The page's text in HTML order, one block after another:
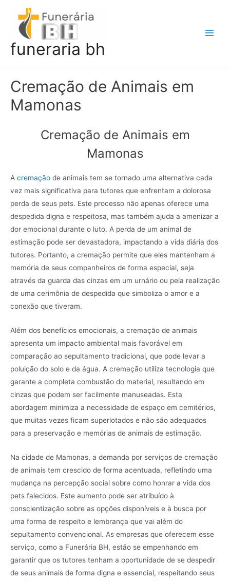
conteúdo
funeraria bh
Cremação de Animais em
Mamonas
Cremação de Animais em
Mamonas
A cremação de animais tem se tornado uma alternativa cada
vez mais significativa para tutores que enfrentam a dolorosa
perda de seus pets. Este processo não apenas oferece uma
despedida digna e respeitosa, mas também ajuda a amenizar a
dor emocional durante o luto. A perda de um animal de
estimação pode ser devastadora, impactando a vida diária dos
tutores. Portanto, a cremação permite que eles mantenham a
memória de seus companheiros de forma especial, seja
através da guarda das cinzas em um urnário ou pela realização
de uma cerimônia de despedida que simboliza o amor e a
conexão que tiveram.
Além dos benefícios emocionais, a cremação de animais
apresenta um impacto ambiental mais favorável em
comparação ao sepultamento tradicional, que pode levar a
poluição do solo e da água. A cremação utiliza tecnologia que
garante a completa combustão do material, resultando em
cinzas que podem ser facilmente manuseadas. Esta
abordagem minimiza a necessidade de espaço em cemitérios,
que muitas vezes ficam superlotados e não são adequados
para a preservação e memórias de animais de estimação.
Na cidade de Mamonas, a demanda por serviços de cremação
de animais tem crescido de forma acentuada, refletindo uma
mudança na percepção social sobre como honrar a vida dos
pets falecidos. Este aumento pode ser atribuído à
conscientização sobre as opções disponíveis e à busca por
uma forma de respeito e lembrança que vai além do
sepultamento convencional. As empresas que oferecem esse
serviço, como a Funerária BH, estão se empenhando em
garantir que os tutores tenham a oportunidade de se despedir
de seus animais de forma digna e essencial, respeitando seus